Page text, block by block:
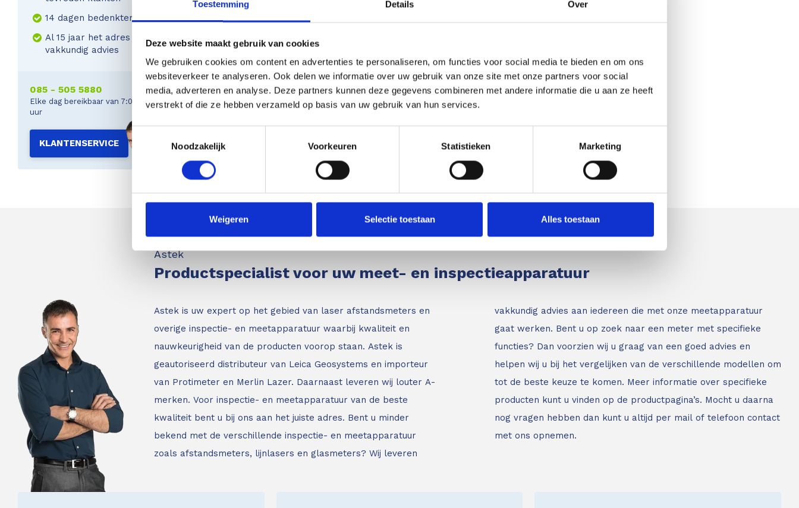
Toestemming Details Over
Deze website maakt gebruik van cookies
We gebruiken cookies om content en advertenties te personaliseren, om functies voor social media te bieden en om ons
websiteverkeer te analyseren. Ook delen we informatie over uw gebruik van onze site met onze partners voor social
media, adverteren en analyse. Deze partners kunnen deze gegevens combineren met andere informatie die u aan ze heeft
verstrekt of die ze hebben verzameld op basis van uw gebruik van hun services.
Toestemmingsselectie
Noodzakelijk
Voorkeuren Statistieken Marketing
Weigeren Selectie toestaan Alles toestaan
14 dagen bedenktermijn
Al 15 jaar het adres voor
vakkundig advies
085 - 505 5880
Elke dag bereikbaar van 7:00 tot 22:00
uur
KLANTENSERVICE
Astek
Productspecialist voor uw meet- en inspectieapparatuur
Astek is uw expert op het gebied van laser afstandsmeters en
overige inspectie- en meetapparatuur waarbij kwaliteit en
nauwkeurigheid van de producten voorop staan. Astek is
geautoriseerd distributeur van Leica Geosystems en importeur
van Protimeter en Merlin Lazer. Daarnaast leveren wij louter A-
merken. Voor inspectie- en meetapparatuur van de beste
kwaliteit bent u bij ons aan het juiste adres. Bent u minder
bekend met de verschillende inspectie- en meetapparatuur
zoals afstandsmeters, lijnlasers en glasmeters? Wij leveren
vakkundig advies aan iedereen die met onze meetapparatuur
gaat werken. Bent u op zoek naar een meter met specifieke
functies? Dan voorzien wij u graag van een goed advies en
helpen wij u bij het vergelijken van de verschillende modellen om
tot de beste keuze te komen. Meer informatie over specifieke
producten kunt u vinden op de productpagina’s. Mocht u daarna
nog vragen hebben dan kunt u altijd per mail of telefoon contact
met ons opnemen.